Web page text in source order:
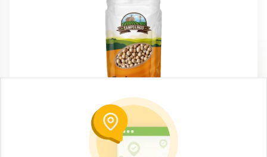
Cereales, granos y pastas